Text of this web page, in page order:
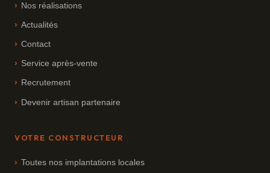
Nos réalisations
Actualités
Contact
Service après-vente
Recrutement
Devenir artisan partenaire
VOTRE CONSTRUCTEUR
Toutes nos implantations locales